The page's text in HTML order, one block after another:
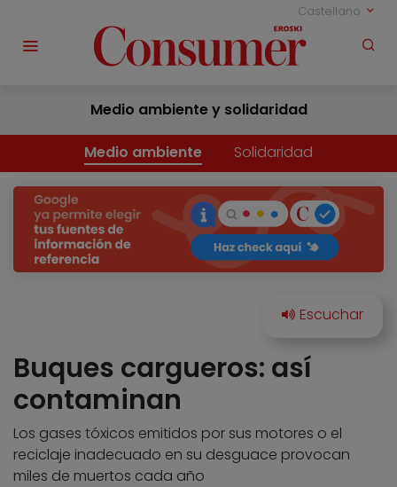
Castellano
Medio ambiente y solidaridad
Medio ambiente Solidaridad
Buques cargueros: así
contaminan
Los gases tóxicos emitidos por sus motores o el
reciclaje inadecuado en su desguace provocan
miles de muertos cada año